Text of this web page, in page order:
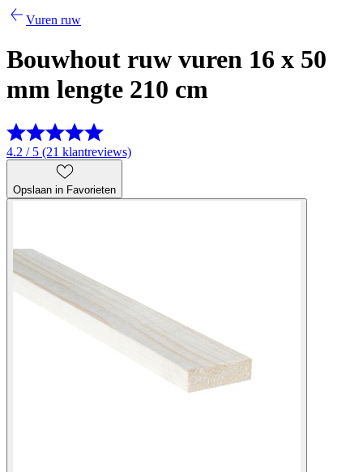
Vuren ruw
Bouwhout ruw vuren 16 x 50
mm lengte 210 cm
4.2 / 5 (21 klantreviews)
Opslaan in Favorieten